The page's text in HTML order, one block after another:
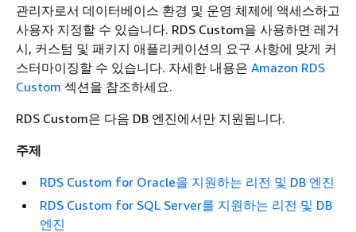
관리자로서 데이터베이스 환경 및 운영 체제에 액세스하고
사용자 지정할 수 있습니다. RDS Custom을 사용하면 레거
시, 커스텀 및 패키지 애플리케이션의 요구 사항에 맞게 커
스터마이징할 수 있습니다. 자세한 내용은 Amazon RDS
Custom 섹션을 참조하세요.
RDS Custom은 다음 DB 엔진에서만 지원됩니다.
주제
RDS Custom for Oracle을 지원하는 리전 및 DB 엔진
RDS Custom for SQL Server를 지원하는 리전 및 DB
엔진